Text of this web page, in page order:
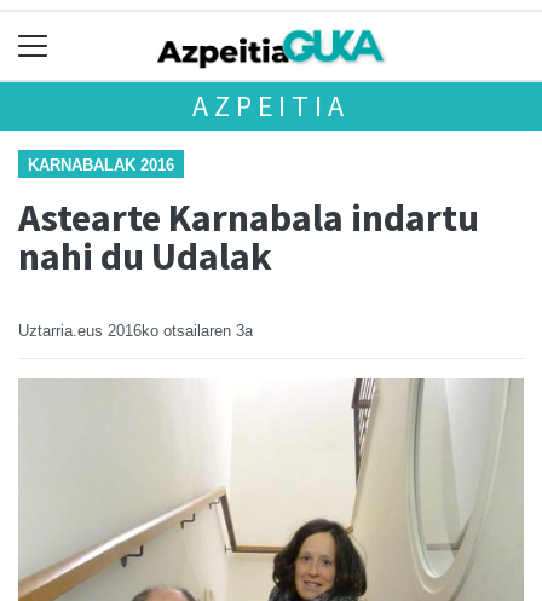
AZPEITIA
KARNABALAK 2016
Astearte Karnabala indartu
nahi du Udalak
Uztarria.eus 2016ko otsailaren 3a